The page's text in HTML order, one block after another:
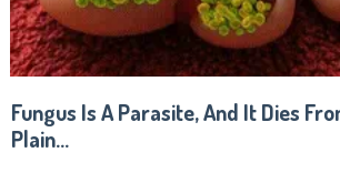
Fungus Is A Parasite, And It Dies
Plain...